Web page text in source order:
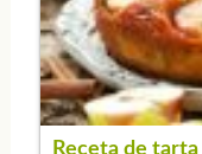
Receta de